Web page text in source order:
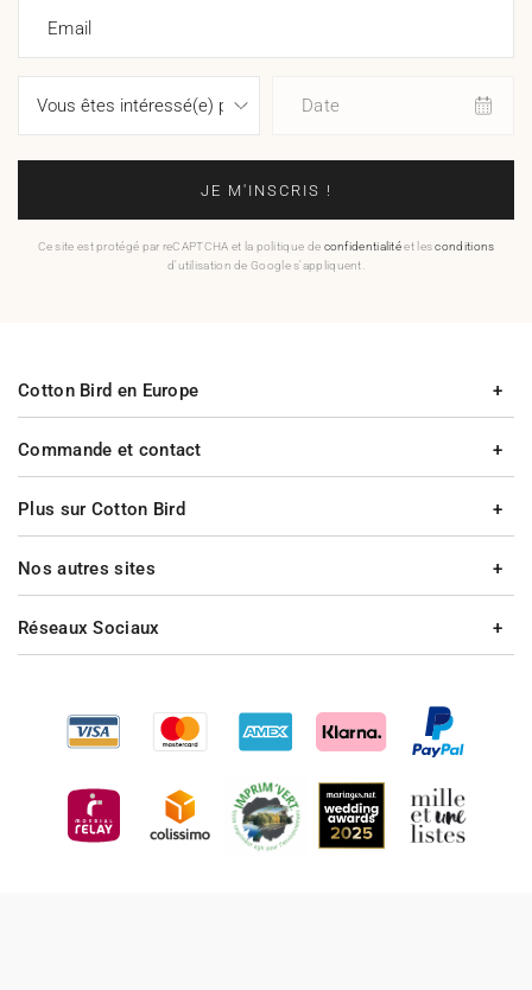
Email
Date
JE M'INSCRIS !
Ce site est protégé par reCAPTCHA et la politique de confidentialitéet lesconditions
d'utilisation de Google s'appliquent.
Commande et contact
Plus sur Cotton Bird
Cotton Bird en Europe
Nos autres sites
Réseaux Sociaux